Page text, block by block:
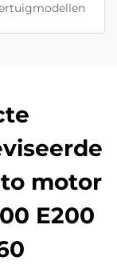
motor
E200